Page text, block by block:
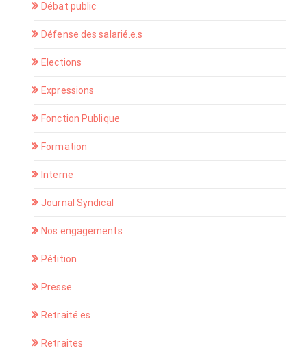
Débat public
Défense des salarié.e.s
Elections
Expressions
Fonction Publique
Formation
Interne
Journal Syndical
Nos engagements
Pétition
Presse
Retraité.es
Retraites